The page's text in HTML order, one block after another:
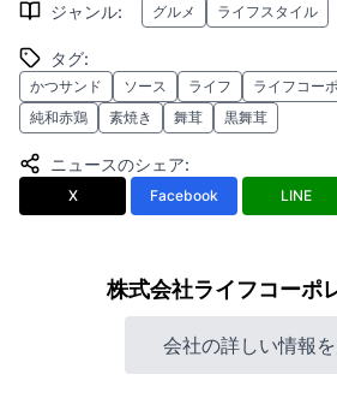
ジャンル: グルメ ライフスタイル
タグ:
かつサンド ソース ライフ ライフコー
純和赤鶏
素焼き 舞茸 黒舞茸
ニュースのシェア:
X Facebook LINE
株式会社ライフコーポ
会社の詳しい情報